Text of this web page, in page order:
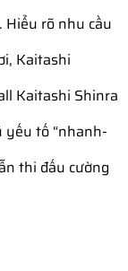
rõ nhu cầu
Kaitashi
Kaitashi Shinra
yếu tố “nhanh-
thi đấu cường